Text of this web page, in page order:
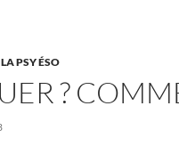
PSY ÉSO
?